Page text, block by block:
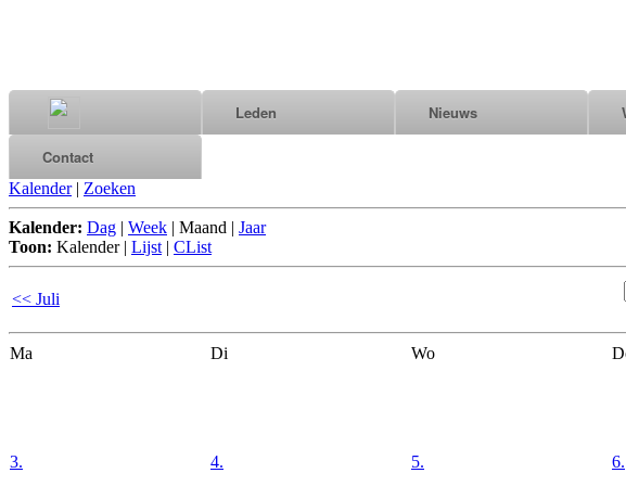
Leden Nieuws
Contact
Kalender | Zoeken
Kalender: Dag | Week | Maand | Jaar
Toon: Kalender| Lijst | CList
<< Juli
Ma Di Wo
3. 4. 5. 6.